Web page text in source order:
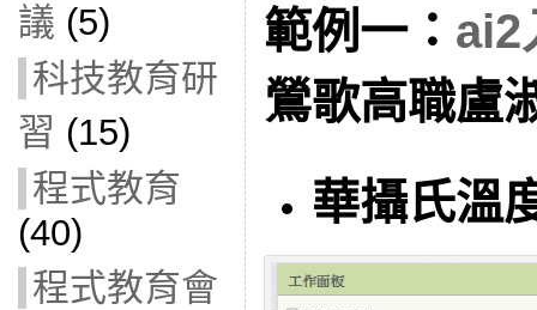
議 (5)
科技教育研
習 (15)
程式教育
(40)
程式教育會
範例一： ai2
鶯歌高職盧
華攝氏溫